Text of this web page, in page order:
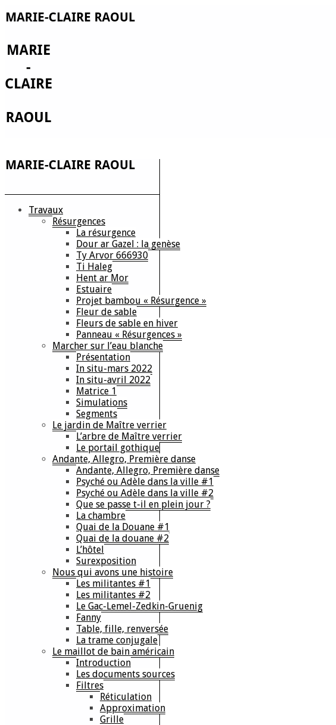
Travaux
Résurgences
La résurgence
Dour ar Gazel : la genèse
Ty Arvor 666930
Ti Haleg
Hent ar Mor
Estuaire
Projet bambou « Résurgence »
Fleur de sable
Fleurs de sable en hiver
Panneau « Résurgences »
Marcher sur l’eau blanche
Présentation
In situ-mars 2022
In situ-avril 2022
Matrice 1
Simulations
Segments
Le jardin de Maître verrier
L’arbre de Maître verrier
Le portail gothique
Andante, Allegro, Première danse
Andante, Allegro, Première danse
Psyché ou Adèle dans la ville #1
Psyché ou Adèle dans la ville #2
Que se passe t-il en plein jour ?
La chambre
Quai de la Douane #1
Quai de la douane #2
L’hôtel
Surexposition
Nous qui avons une histoire
Les militantes #1
Les militantes #2
Le Gac-Lemel-Zedkin-Gruenig
Fanny
Table, fille, renversée
La trame conjugale
Le maillot de bain américain
Introduction
Les documents sources
Filtres
Réticulation
Approximation
Grille